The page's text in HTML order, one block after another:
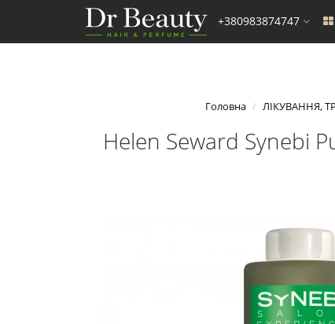
+380983874747
Головна ЛІКУВАННЯ,
Helen Seward Synebi